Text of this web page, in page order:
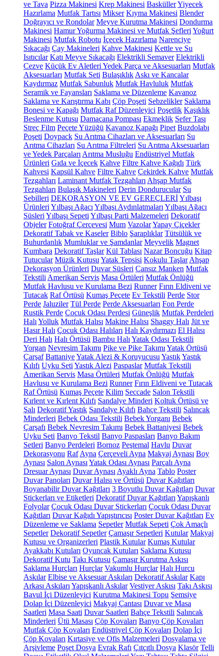
ve Tava Pizza Makinesi Krep Makinesi BasküllerYiyecek
Hazırlama Mutfak Tartısı Mikser Kıyma Makinesi Blender
Doğrayıcı ve Rondolar Meyve Kurutma Makinesi Dondurma
Makinesi Hamur Yoğurma Makinesi ve Mutfak Şefleri Yoğurt
Makinesi Mutfak Robotu İçecek Hazırlama Narenciye
Sıkacağı Çay Makineleri Kahve Makinesi Kettle ve Su
Isıtıcılar Katı Meyve Sıkacağı Elektrikli Semaver Elektrikli
Cezve Küçük Ev Aletleri Yedek Parça ve Aksesuarları Mutfak
Aksesuarları Mutfak Seti Bulaşıklık Askı ve Kancalar
Kaydırmaz Mutfak Sabunluk Mutfak Havluluk Mutfak
Seramik ve Fayansları Saklama ve Düzenleme Kavanoz
Saklama ve Karıştırma Kabı Çöp Poşeti Sebzelikler Saklama
Bonesi ve Kapağı Mutfak Raf Düzenleyici Poşetlik Kaşıklık
Beslenme Kutusu Damacana Pompası Ekmeklik Sefer Tası
Streç Film Peçete Yüzüğü Kavanoz Kapağı Pipet Buzdolabı
Poşeti Doypack Su Arıtma Cihazları ve Aksesuarları Su
Arıtma Cihazları Su Arıtma Filtreleri Su Arıtma Aksesuarları
ve Yedek Parçaları Arıtma Musluğu Endüstriyel Mutfak
Ürünleri Gıda ve İçecek Kahve Filtre Kahve Kağıdı Türk
Kahvesi Kapsül Kahve Filtre Kahve Çekirdek Kahve Mutfak
Tezgahları Laminant Mutfak Tezgahları Ahşap Mutfak
Tezgahları Bulaşık Makineleri Derin Dondurucular Su
Sebilleri DEKORASYON VE EV GEREÇLERİYılbaşı
Ürünleri Yılbaşı Ağacı Yılbaşı Aydınlatmaları Yılbaşı Ağacı
Süsleri Yılbaşı Sepeti Yılbaşı Parti Malzemeleri Dekoratif
Objeler Fotoğraf Çerçevesi Mum VazolarYapay Çiçekler
Dekoratif Tabak ve Kaseler Biblo Şaraplıklar Tütsülük ve
Buhurdanlık Mumluklar ve Şamdanlar Meyvelik Magnet
Kumbara Dekoratif Taşlar Kül Tablası Nazar Boncuğu Kitap
Tutucular Müzik Kutusu Yatak Tepsisi Kokulu Taşlar Ahşap
Dekorasyon Ürünleri Duvar Süsleri Cansız Manken Mutfak
Tekstili Amerikan Servis Masa Örtüleri Mutfak Önlüğü
Mutfak Havlusu ve Kurulama Bezi Runner Fırın Eldiveni ve
Tutacak Raf Örtüsü Kumaş Peçete Ev Tekstili Perde Stor
Perde Jaluziler Tül Perde Perde Aksesuarları Fon Perde
Rustik Perde Çocuk Odası Perdesi Güneşlik Mutfak Perdeleri
Halı Yolluk Mutfak Halısı Makine Halısı Shaggy Halı Jüt ve
Hasır Halı Çocuk Odası Halıları Halı Kaydırmazı El Halısı
Deri Halı Halı Örtüsü Bambu Halı Yatak Odası Tekstili
Yorgan Nevresim Takımı Pike ve Pike Takımı Yatak Örtüsü
Çarşaf BattaniyeYatak Alezi & Koruyucusu YastıkYastık
Kılıfı Uyku Seti Yastık Alezi Paspaslar Mutfak Tekstili
Amerikan Servis Masa Örtüleri Mutfak Önlüğü Mutfak
Havlusu ve Kurulama Bezi Runner Fırın Eldiveni ve Tutacak
Raf Örtüsü Kumaş Peçete Kilim Seccade Salon Tekstili
Kırlent ve Kırlent Kılıfı Sandalye Minderi Koltuk Örtüsü ve
Şalı Dekoratif Yastık Sandalye Kılıfı Bahçe Tekstili Salıncak
Minderleri Bebek Odası Tekstili Bebek Yorganı Bebek
Çarşafı Bebek Nevresim Takımı Bebek Battaniyesi Bebek
Uyku Seti Banyo Tekstil Banyo Paspasları Banyo Bakım
Setleri Banyo Perdeleri Bornoz Peştemal Havlu Duvar
Dekorasyonu Raf Ayna Çerçeveli Ayna Makyaj Aynası Boy
Aynası Salon Aynası Yatak Odası Aynası Parçalı Ayna
Dresuar Aynası Duvar Aynası Ayaklı Ayna Tablo Poster
Duvar Panoları Duvar Halısı ve Örtüsü Duvar Kağıtları
Boyanabilir Duvar Kağıtları 3 Boyutlu Duvar Kağıtları Duvar
Stickerları ve Etiketleri Dekoratif Duvar Kağıtları Yapışkanlı
Folyolar Çocuk Odası Duvar Stickerları Çocuk Odası Duvar
Kağıtları Duvar Kağıdı Yapıştırıcısı Poster Duvar Kağıtları Ev
Düzenleme ve Saklama Sepetler Mutfak Sepeti Çok Amaçlı
Sepetler Dekoratif Sepetler Çamaşır Sepetleri Kutular Makyaj
Kutusu ve Organizerleri Plastik Kutular Kumaş Kutular
Ayakkabı Kutuları Oyuncak Kutuları Saklama Kutusu
Dekoratif Kutu Takı Kutusu Çamaşır Kurutma Askısı
Saklama Hurçları Hurçlar Vakumlu Hurçlar Halı Hurcu
Askılar Elbise ve Aksesuar Askıları Dekoratif Askılar Kapı
Arkası Askıları Yapışkanlı Askılar Vestiyer Askısı Takı Askısı
Bavul İçi Düzenleyici Kurutma Makinesi Topu Şemsiye
Dolap İçi Düzenleyici Makyaj Çantası Duvar ve Masa
Saatleri Masa Saati Duvar Saatleri Bahçe Tekstili Salıncak
Minderleri Ütü Masası Çöp Kovaları Banyo Çöp Kovaları
Mutfak Çöp Kovaları Endüstriyel Çöp Kovaları Dolap İçi
Çöp Kovaları Kırtasiye ve Ofis Malzemeleri Dosyalama ve
Arşivleme Poşet Dosya Evrak Rafı Çıtçıtlı Dosya Klasör Telli